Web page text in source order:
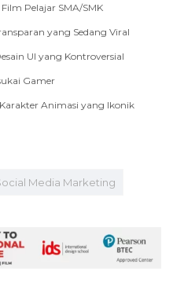
Pelajar SMA/SMK
yang Sedang Viral
UI yang Kontroversial
Gamer
Animasi yang Ikonik
Media Marketing